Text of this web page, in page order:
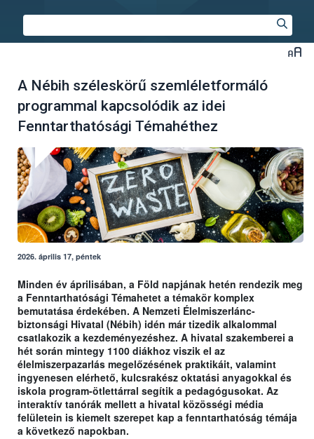
A Nébih széleskörű szemléletformáló
programmal kapcsolódik az idei
Fenntarthatósági Témahéthez
2026. április 17, péntek
Minden év áprilisában, a Föld napjának hetén rendezik meg
a Fenntarthatósági Témahetet a témakör komplex
bemutatása érdekében. A Nemzeti Élelmiszerlánc-
biztonsági Hivatal (Nébih) idén már tizedik alkalommal
csatlakozik a kezdeményezéshez. A hivatal szakemberei a
hét során mintegy 1100 diákhoz viszik el az
élelmiszerpazarlás megelőzésének praktikáit, valamint
ingyenesen elérhető, kulcsrakész oktatási anyagokkal és
iskola program-ötlettárral segítik a pedagógusokat. Az
interaktív tanórák mellett a hivatal közösségi média
felületein is kiemelt szerepet kap a fenntarthatóság témája
a következő napokban.